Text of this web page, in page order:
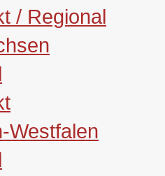
/ Regional
Westfalen